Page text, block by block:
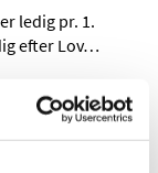
ledig pr. 1.
efter Lov…